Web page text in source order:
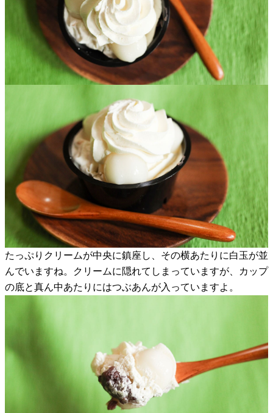
たっぷりクリームが中央に鎮座し、その横あたりに白玉が並
んでいますね。クリームに隠れてしまっていますが、カップ
の底と真ん中あたりにはつぶあんが入っていますよ。